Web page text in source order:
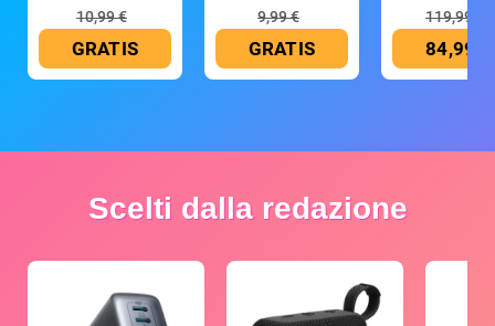
10,99 €
GRATIS
9,99 €
GRATIS
119,99 €
84,99 €
Scelti dalla redazione